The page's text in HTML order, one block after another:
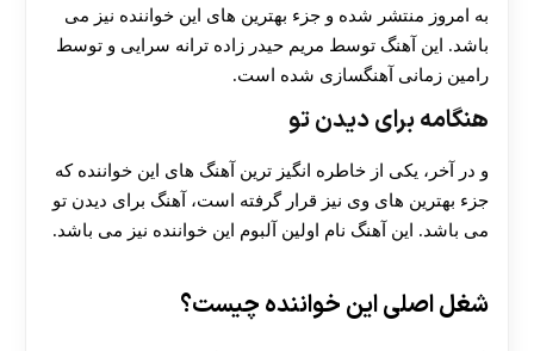
به امروز منتشر شده و جزء بهترین های این خواننده نیز می
باشد. این آهنگ توسط مریم حیدر زاده ترانه سرایی و توسط
رامین زمانی آهنگسازی شده است.
هنگامه برای دیدن تو
و در آخر، یکی از خاطره انگیز ترین آهنگ های این خواننده که
جزء بهترین های وی نیز قرار گرفته است، آهنگ برای دیدن تو
می باشد. این آهنگ نام اولین آلبوم این خواننده نیز می باشد.
شغل اصلی این خواننده چیست؟